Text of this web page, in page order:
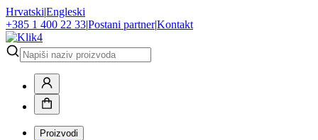
Hrvatski|Engleski
+385 1 400 22 33|Postani partner|Kontakt
Proizvodi